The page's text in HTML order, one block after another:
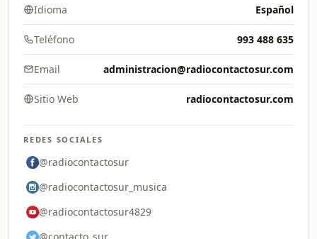
Idioma Español
Teléfono 993 488 635
Email administracion@radiocontactosur.com
Sitio Web radiocontactosur.com
REDES SOCIALES
@radiocontactosur
@radiocontactosur_musica
@radiocontactosur4829